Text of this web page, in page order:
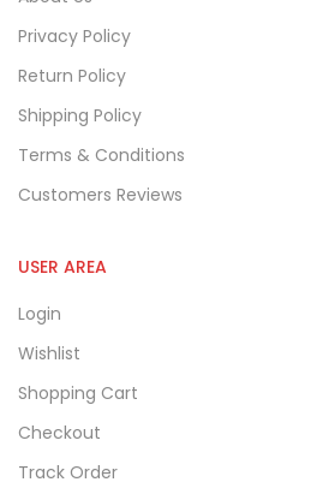
Privacy Policy
Return Policy
Shipping Policy
Terms & Conditions
Customers Reviews
USER AREA
Login
Wishlist
Shopping Cart
Checkout
Track Order